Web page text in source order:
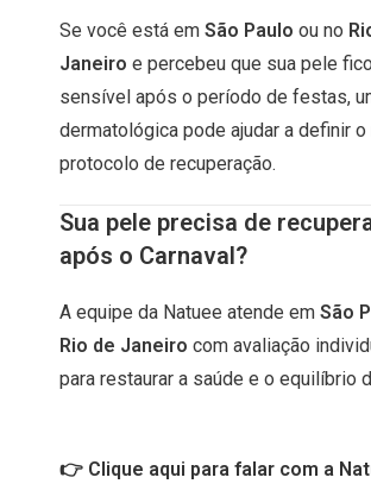
Se você está em São Paulo ou no
Janeiro e percebeu que sua pele
sensível após o período de festas,
dermatológica pode ajudar a definir
protocolo de recuperação.
Sua pele precisa de
após o Carnaval?
A equipe da Natuee atende em São
Rio de Janeiro com avaliação
para restaurar a saúde e o equilíbrio
👉 Clique aqui para falar com a